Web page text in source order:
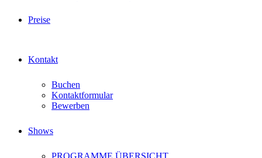
Preise
Kontakt
Buchen
Kontaktformular
Bewerben
Shows
PROGRAMME ÜBERSICHT